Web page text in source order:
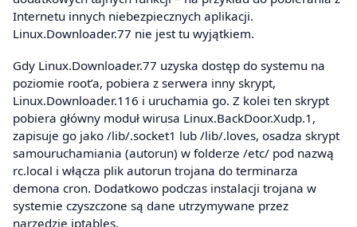
Internetu innych niebezpiecznych aplikacji.
Linux.Downloader.77 nie jest tu wyjątkiem.
Gdy Linux.Downloader.77 uzyska dostęp do systemu na
poziomie root’a, pobiera z serwera inny skrypt,
Linux.Downloader.116 i uruchamia go. Z kolei ten skrypt
pobiera główny moduł wirusa Linux.BackDoor.Xudp.1,
zapisuje go jako /lib/.socket1 lub /lib/.loves, osadza skrypt
samouruchamiania (autorun) w folderze /etc/ pod nazwą
rc.local i włącza plik autorun trojana do terminarza
demona cron. Dodatkowo podczas instalacji trojana w
systemie czyszczone są dane utrzymywane przez
narzędzie iptables.